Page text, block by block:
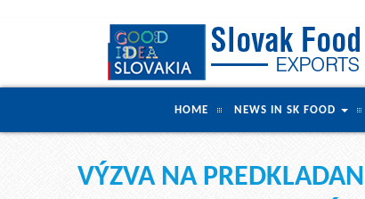
HOME NEWS IN SK FOOD
VÝZVA NA